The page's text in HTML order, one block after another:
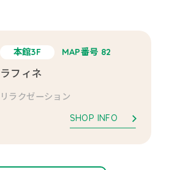
本館3F MAP番号 82
ラフィネ
リラクゼーション
SHOP INFO